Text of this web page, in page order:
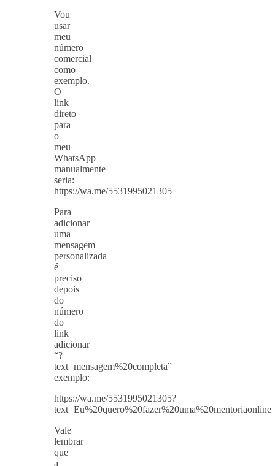
Vou
usar
meu
número
comercial
como
exemplo.
O
link
direto
para
o
meu
WhatsApp
manualmente
seria:
https://wa.me/5531995021305
Para
adicionar
uma
mensagem
personalizada
é
preciso
depois
do
número
do
link
adicionar
“?
text=mensagem%20completa”
exemplo:
https://wa.me/5531995021305?
text=Eu%20quero%20fazer%20uma%20mentoriaonline
Vale
lembrar
que
a